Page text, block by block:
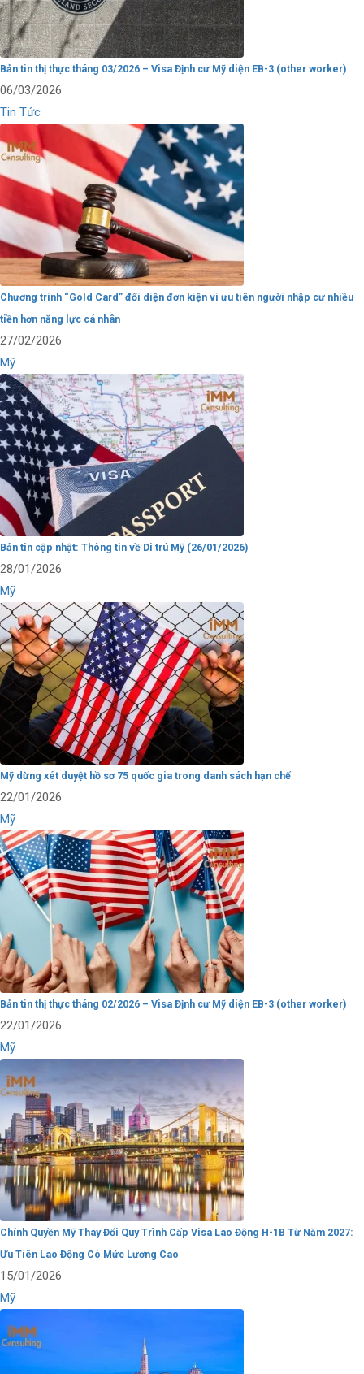
Bản tin thị thực tháng 03/2026 – Visa Định cư Mỹ diện EB-3 (other worker)
06/03/2026
Tin Tức
Chương trình “Gold Card” đối diện đơn kiện vì ưu tiên người nhập cư nhiều
tiền hơn năng lực cá nhân
27/02/2026
Mỹ
Bản tin cập nhật: Thông tin về Di trú Mỹ (26/01/2026)
28/01/2026
Mỹ
Mỹ dừng xét duyệt hồ sơ 75 quốc gia trong danh sách hạn chế
22/01/2026
Mỹ
Bản tin thị thực tháng 02/2026 – Visa Định cư Mỹ diện EB-3 (other worker)
22/01/2026
Mỹ
Chính Quyền Mỹ Thay Đổi Quy Trình Cấp Visa Lao Động H-1B Từ Năm 2027:
Ưu Tiên Lao Động Có Mức Lương Cao
15/01/2026
Mỹ